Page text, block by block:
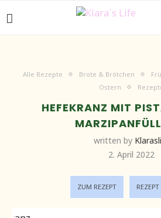
Alle Rezepte Brote & Brötchen
Ostern
HEFEKRANZ MIT
written by
2. April 2022
ZUM REZEPT